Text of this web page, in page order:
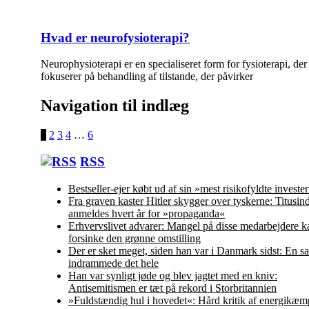
Hvad er neurofysioterapi?
Neurophysioterapi er en specialiseret form for fysioterapi, der
fokuserer på behandling af tilstande, der påvirker
Navigation til indlæg
2 3 4 … 6
RSS
Bestseller-ejer købt ud af sin »mest risikofyldte
Fra graven kaster Hitler skygger over tyskerne:
anmeldes hvert år for »propaganda«
Erhvervslivet advarer: Mangel på disse medarbejdere
forsinke den grønne omstilling
Der er sket meget, siden han var i Danmark sidst: En
indrammede det hele
Han var synligt jøde og blev jagtet med en kniv:
Antisemitismen er tæt på rekord i Storbritannien
»Fuldstændig hul i hovedet«: Hård kritik af